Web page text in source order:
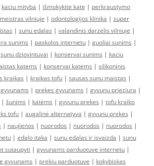
kaciu mityba | išmokykite katę | perkraustymo
meistras vilniuje | odontologijos klinika | super
| sunu edalas | valandinis darzelis vilniuje |
sunims | paskolos internetu | guoliai sunims |
sunu dziovintuvai | konservai sunims | kaciu
katems | konservai katems | silikoninis
kraikas | kraikas tofu | sausas sunu maistas |
| prekes gyvunams | gyvunu prieziura |
| šunims | katėms | gyvunu prekes | tofu kraiko
tofu | augalinė alternatyva | gyvunu prekes |
| naujienos | nuorodos | nuorodos | nuorodos |
| edalo itaka | sunu edalas ir isvaizda | sunu
sutaupyti | gyvunams parduotuve internetu |
gyvunams | prekiu parduotuve | kokybiskas